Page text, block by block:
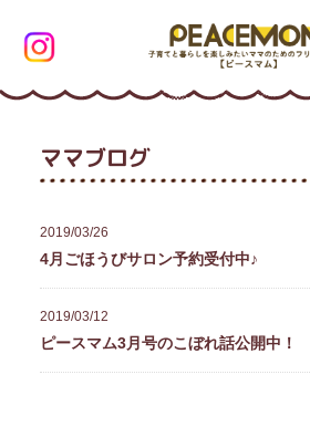
ママブログ
2019/03/26
4月ごほうびサロン予約受付中♪
2019/03/12
ピースマム3月号のこぼれ話公開中！